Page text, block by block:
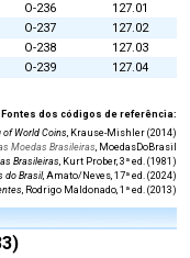
O-236
127.01
O-237
127.02
O-238
127.03
O-239 127.04
Fontes dos códigos de referência:
of World Coins, Krause-Mishler (2014)
Moedas Brasileiras, MoedasDoBrasil
Brasileiras, Kurt Prober, 3ª ed. (1981)
do Brasil, Amato/Neves, 17ª ed. (2024)
, Rodrigo Maldonado, 1ª ed. (2013)